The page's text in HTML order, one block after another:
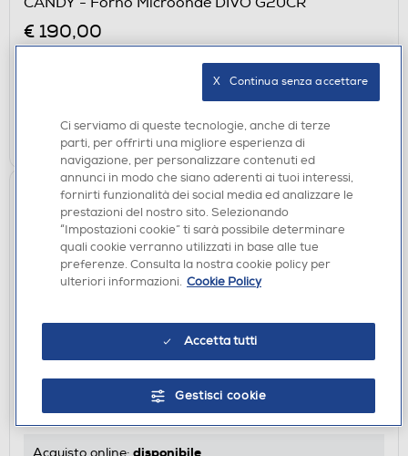
€ 190,00
non disponibile
AGGIUNGI
Nero
€ 193,00
Ci serviamo di queste tecnologie, anche di terze
parti, per offrirti una migliore esperienza di
navigazione, per personalizzare contenuti ed
annunci in modo che siano aderenti ai tuoi interessi,
fornirti funzionalità dei social media ed analizzare le
prestazioni del nostro sito. Selezionando
“Impostazioni cookie” ti sarà possibile determinare
quali cookie verranno utilizzati in base alle tue
preferenze. Consulta la nostra cookie policy per
ulteriori informazioni. Cookie Policy
Accetta tutti
Gestisci cookie
X   Continua senza accettare